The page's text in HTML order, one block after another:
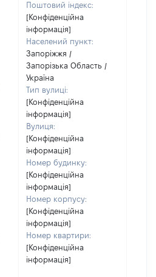
Поштовий індекс:
[Конфіденційна
інформація]
Населений пункт:
Запоріжжя /
Запорізька Область /
Україна
Тип вулиці:
[Конфіденційна
інформація]
Вулиця:
[Конфіденційна
інформація]
Номер будинку:
[Конфіденційна
інформація]
Номер корпусу:
[Конфіденційна
інформація]
Номер квартири:
[Конфіденційна
інформація]